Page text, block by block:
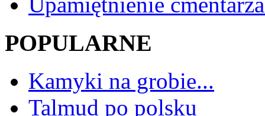
POPULARNE
Kamyki na grobie...
Talmud po polsku